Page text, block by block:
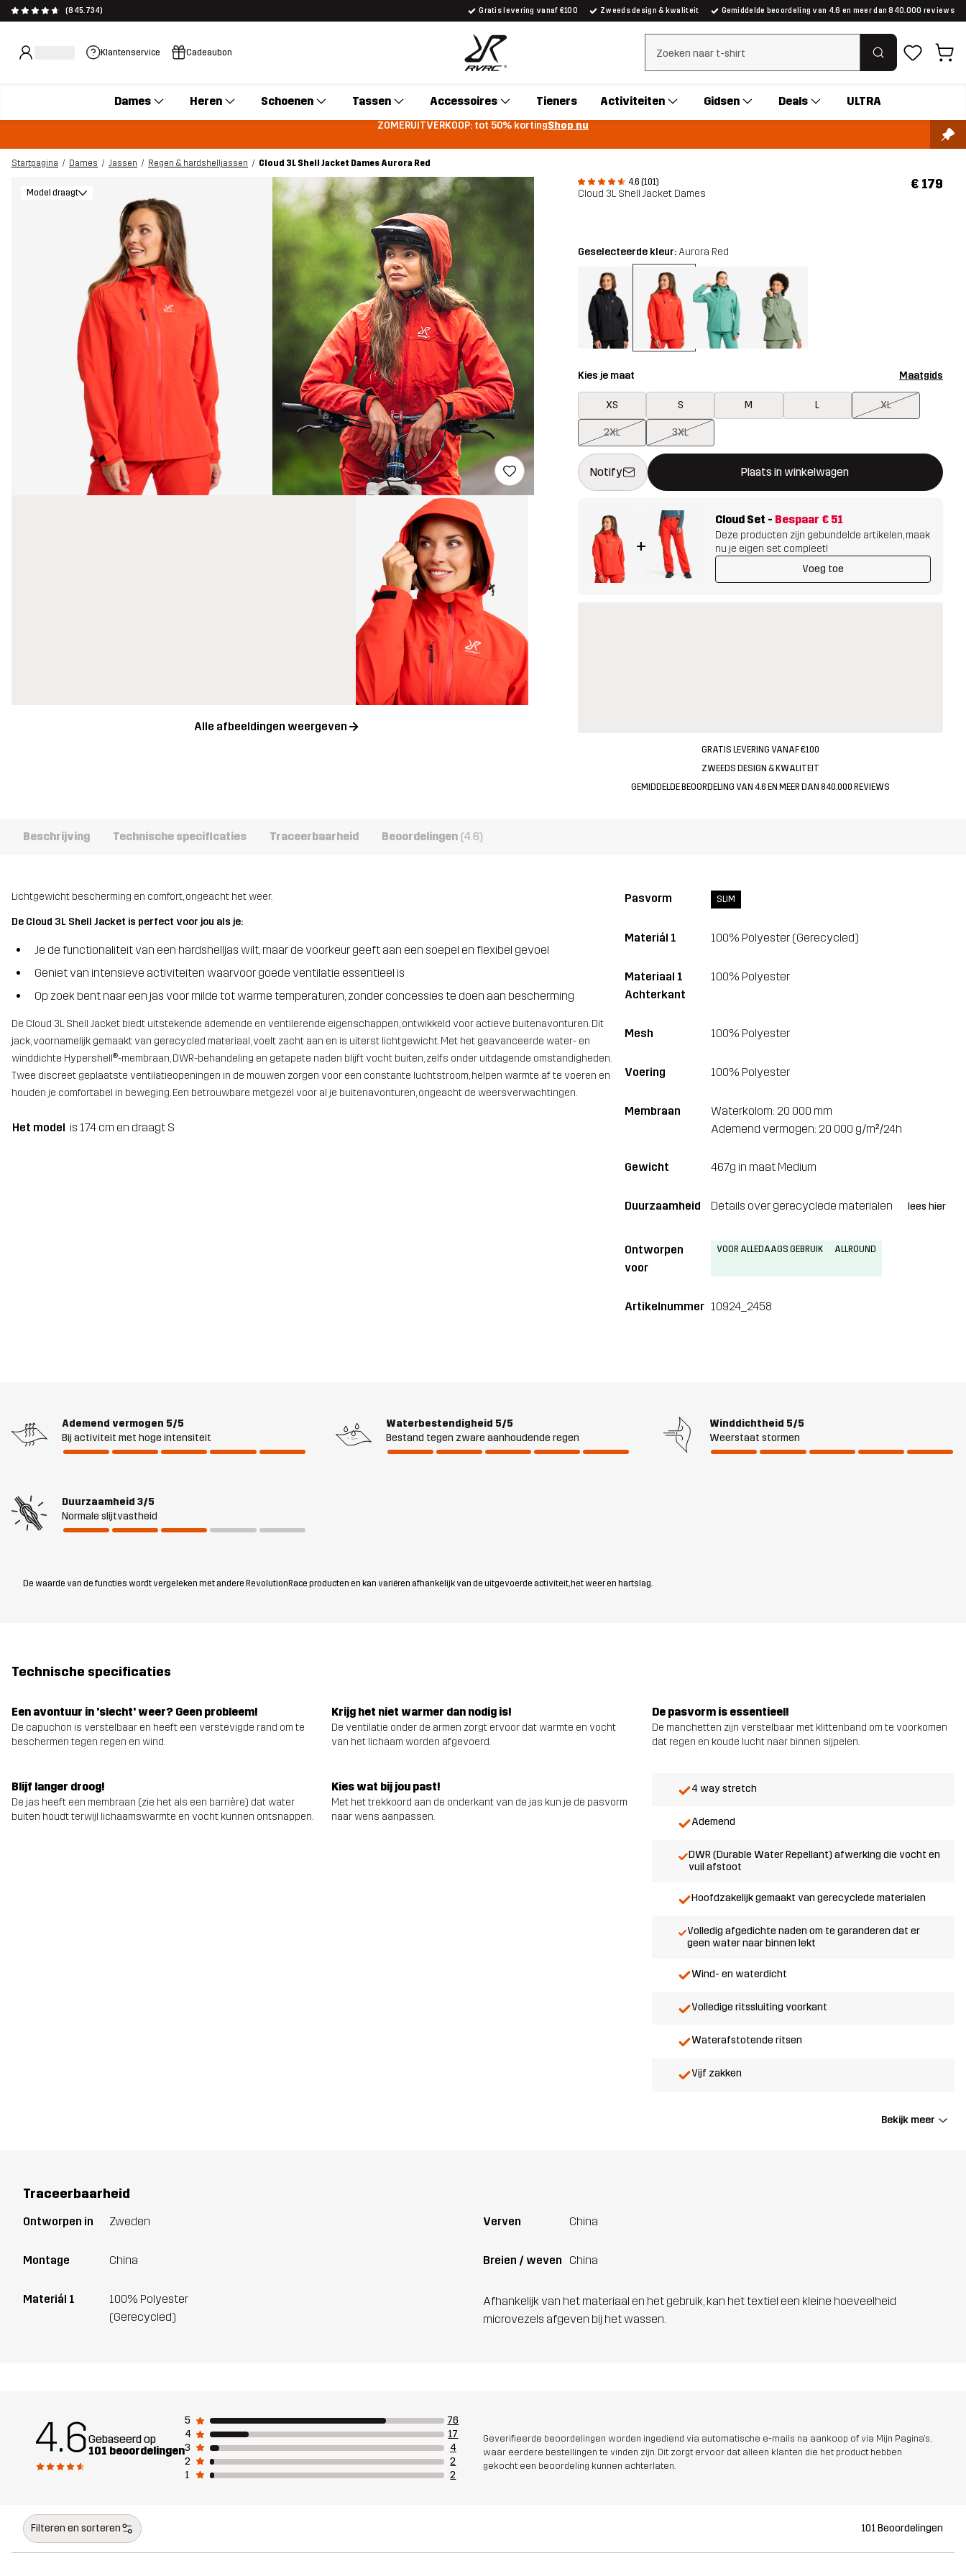
(845.734) Gratis levering vanaf €100 Zweeds design & kwaliteit Gemiddelde beoordeling van 4.6 en meer dan 840.000 reviews
Klantenservice Cadeaubon Zoeken wissen
Dames Heren Schoenen Tassen Accessoires Tieners Activiteiten Gidsen Deals ULTRA
ZOMERUITVERKOOP: tot 50% kortingShop nu
Startpagina Dames Jassen Regen & hardshelljassen
Cloud 3L Shell Jacket Dames Aurora Red
4.6 (101)
Cloud 3L Shell Jacket Dames
€ 179
Model draagt
Alle afbeeldingen weergeven
Geselecteerde kleur: Aurora Red
Kies je maat Maatgids
XS S M L XL
2XL 3XL
Notify Plaats in winkelwagen
Deze knop opent een modal met de bevestiging van een nieuw item in het
{{size}} niet beschikbaar
+
Cloud Set - Bespaar € 51
Deze producten zijn gebundelde artikelen, maak
nu je eigen set compleet!
Voeg toe
GRATIS LEVERING VANAF €100
ZWEEDS DESIGN & KWALITEIT
GEMIDDELDE BEOORDELING VAN 4.6 EN MEER DAN 840.000 REVIEWS
Beschrijving Technische specificaties Traceerbaarheid Beoordelingen (4.6)
Lichtgewicht bescherming en comfort, ongeacht het weer.
De Cloud 3L Shell Jacket is perfect voor jou als je:
Je de functionaliteit van een hardshelljas wilt, maar de voorkeur geeft aan een soepel en flexibel gevoel
Geniet van intensieve activiteiten waarvoor goede ventilatie essentieel is
Op zoek bent naar een jas voor milde tot warme temperaturen, zonder concessies te doen aan bescherming
De Cloud 3L Shell Jacket biedt uitstekende ademende en ventilerende eigenschappen, ontwikkeld voor actieve buitenavonturen. Dit
jack, voornamelijk gemaakt van gerecycled materiaal, voelt zacht aan en is uiterst lichtgewicht. Met het geavanceerde water- en
winddichte Hypershell®-membraan, DWR-behandeling en getapete naden blijft vocht buiten, zelfs onder uitdagende omstandigheden.
Twee discreet geplaatste ventilatieopeningen in de mouwen zorgen voor een constante luchtstroom, helpen warmte af te voeren en
houden je comfortabel in beweging. Een betrouwbare metgezel voor al je buitenavonturen, ongeacht de weersverwachtingen.
Het model is 174 cm en draagt S
Pasvorm SLIM
Materiál 1 100% Polyester (Gerecycled)
Materiaal 1
Achterkant
100% Polyester
Mesh 100% Polyester
Voering 100% Polyester
Membraan
Waterkolom: 20 000 mm
Ademend vermogen: 20 000 g/m²/24h
Gewicht 467g in maat Medium
Duurzaamheid Details over gerecyclede materialen lees hier
Ontworpen
voor
VOOR ALLEDAAGS GEBRUIK ALLROUND
Artikelnummer 10924_2458
Ademend vermogen 5/5
Bij activiteit met hoge intensiteit
Waterbestendigheid 5/5
Bestand tegen zware aanhoudende regen
Winddichtheid 5/5
Weerstaat stormen
Duurzaamheid 3/5
Normale slijtvastheid
De waarde van de functies wordt vergeleken met andere RevolutionRace producten en kan variëren afhankelijk van de uitgevoerde activiteit, het weer en hartslag.
Technische specificaties
Een avontuur in 'slecht' weer? Geen probleem!
De capuchon is verstelbaar en heeft een verstevigde rand om te
beschermen tegen regen en wind.
Krijg het niet warmer dan nodig is!
De ventilatie onder de armen zorgt ervoor dat warmte en vocht
van het lichaam worden afgevoerd.
De pasvorm is essentieel!
De manchetten zijn verstelbaar met klittenband om te voorkomen
dat regen en koude lucht naar binnen sijpelen.
Blijf langer droog!
De jas heeft een membraan (zie het als een barrière) dat water
buiten houdt terwijl lichaamswarmte en vocht kunnen ontsnappen.
Kies wat bij jou past!
Met het trekkoord aan de onderkant van de jas kun je de pasvorm
naar wens aanpassen.
4 way stretch
Ademend
DWR (Durable Water Repellant) afwerking die vocht en
vuil afstoot
Hoofdzakelijk gemaakt van gerecyclede materialen
Volledig afgedichte naden om te garanderen dat er
geen water naar binnen lekt
Wind- en waterdicht
Volledige ritssluiting voorkant
Waterafstotende ritsen
Vijf zakken
Bekijk meer
Traceerbaarheid
Ontworpen in Zweden
Montage China
Materiál 1
100% Polyester
(Gerecycled)
Verven China
Breien / weven China
Afhankelijk van het materiaal en het gebruik, kan het textiel een kleine hoeveelheid
microvezels afgeven bij het wassen.
4.6Gebaseerd op
101 beoordelingen
5
76
4
17
3
4
2
2
1
2
Geverifieerde beoordelingen worden ingediend via automatische e-mails na aankoop of via Mijn Pagina's,
waar eerdere bestellingen te vinden zijn. Dit zorgt ervoor dat alleen klanten die het product hebben
gekocht een beoordeling kunnen achterlaten.
Filteren en sorteren 101 Beoordelingen